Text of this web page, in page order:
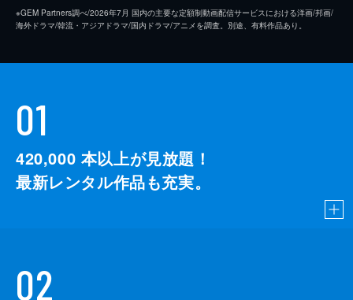
※GEM Partners調べ/2026年7⽉ 国内の主要な定額制動画配信サービスにおける洋画/邦画/
海外ドラマ/韓流・アジアドラマ/国内ドラマ/アニメを調査。別途、有料作品あり。
01
420,000 本以上が見放題！
最新レンタル作品も充実。
02